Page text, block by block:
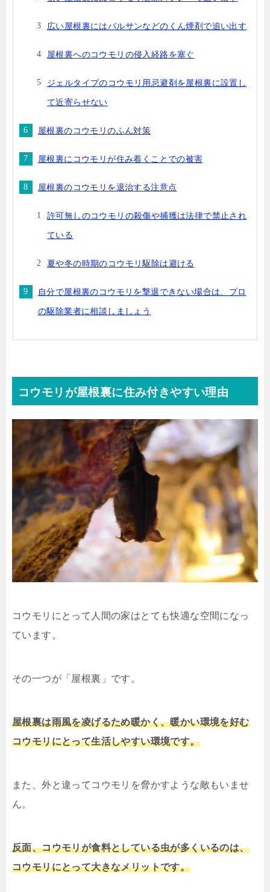
広い屋根裏にはバルサンなどのくん煙剤で追い出す
屋根裏へのコウモリの侵入経路を塞ぐ
ジェルタイプのコウモリ用忌避剤を屋根裏に設置し
て近寄らせない
屋根裏のコウモリのふん対策
屋根裏にコウモリが住み着くことでの被害
屋根裏のコウモリを退治する注意点
許可無しのコウモリの殺傷や捕獲は法律で禁止され
ている
夏や冬の時期のコウモリ駆除は避ける
自分で屋根裏のコウモリを撃退できない場合は、プロ
の駆除業者に相談しましょう
コウモリが屋根裏に住み付きやすい理由
コウモリにとって人間の家はとても快適な空間になっ
ています。
その一つが「屋根裏」です。
屋根裏は雨風を凌げるため暖かく、暖かい環境を好む
コウモリにとって生活しやすい環境です。
また、外と違ってコウモリを脅かすような敵もいませ
ん。
反面、コウモリが食料としている虫が多くいるのは、
コウモリにとって大きなメリットです。